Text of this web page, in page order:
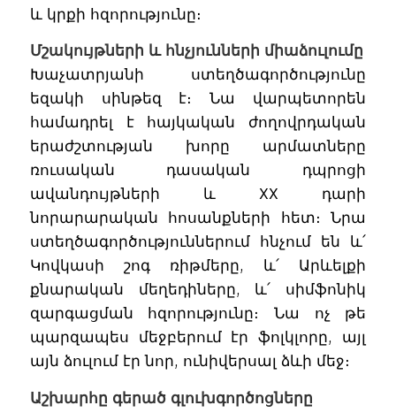
և կրքի հզորությունը։
Մշակույթների և հնչյունների միաձուլումը
Խաչատրյանի ստեղծագործությունը
եզակի սինթեզ է։ Նա վարպետորեն
համադրել է հայկական ժողովրդական
երաժշտության խորը արմատները
ռուսական դասական դպրոցի
ավանդույթների և XX դարի
նորարարական հոսանքների հետ։ Նրա
ստեղծագործություններում հնչում են և՛
Կովկասի շոգ ռիթմերը, և՛ Արևելքի
քնարական մեղեդիները, և՛ սիմֆոնիկ
զարգացման հզորությունը։ Նա ոչ թե
պարզապես մեջբերում էր ֆոլկլորը, այլ
այն ձուլում էր նոր, ունիվերսալ ձևի մեջ։
Աշխարհը գերած գլուխգործոցները